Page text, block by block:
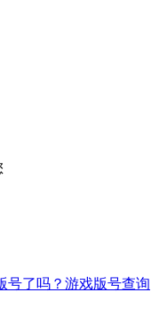
号了吗？游戏版号查询